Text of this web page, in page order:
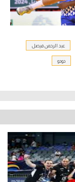
عبد الرحمن فيصل
دودو